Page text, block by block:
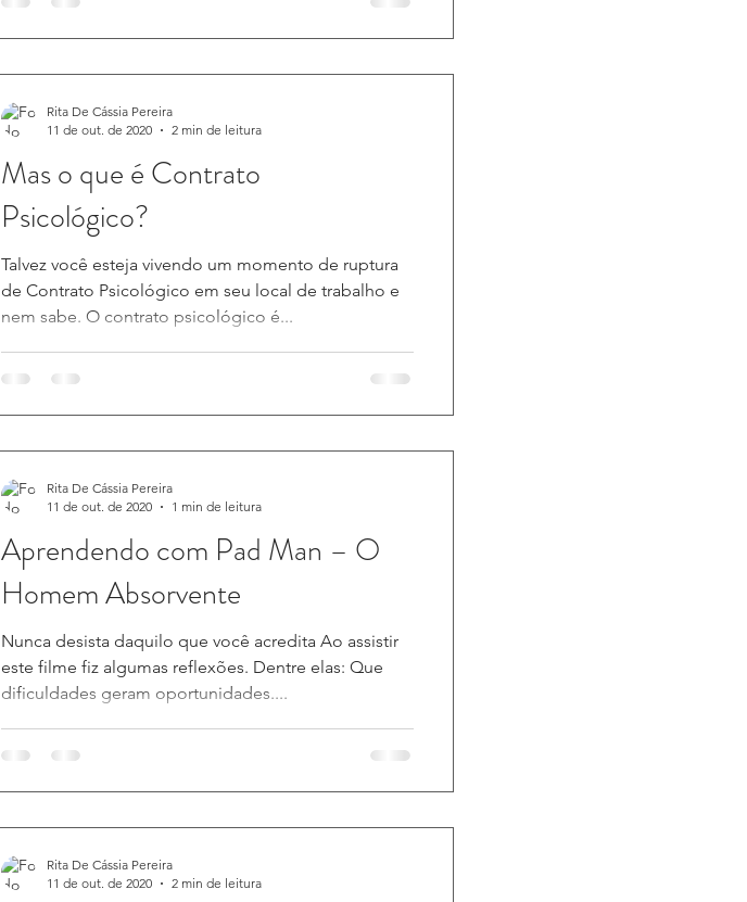
Mas o que é Contrato
Psicológico?
Talvez você esteja vivendo um momento de ruptura
de Contrato Psicológico em seu local de trabalho e
nem sabe. O contrato psicológico é...
Rita De Cássia Pereira
11 de out. de 2020
2 min de leitura
Aprendendo com Pad Man – O
Homem Absorvente
Nunca desista daquilo que você acredita Ao assistir
este filme fiz algumas reflexões. Dentre elas: Que
dificuldades geram oportunidades....
Rita De Cássia Pereira
11 de out. de 2020
1 min de leitura
Rita De Cássia Pereira
11 de out. de 2020
2 min de leitura